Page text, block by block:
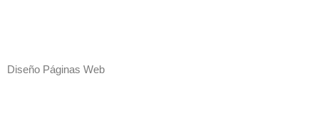
Diseño Páginas Web